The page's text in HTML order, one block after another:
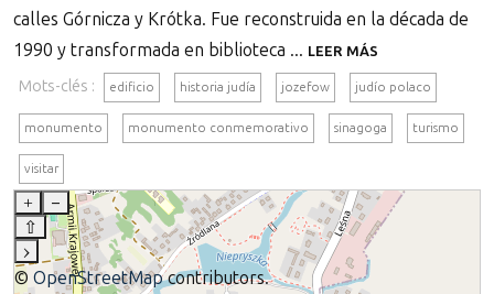
calles Górnicza y Krótka. Fue reconstruida en la década de
1990 y transformada en biblioteca ... LEER MÁS
Mots-clés : edificio historia judía jozefow judío polaco
monumento monumento conmemorativo sinagoga turismo
visitar
+
–
⇧
›
© OpenStreetMapcontributors.